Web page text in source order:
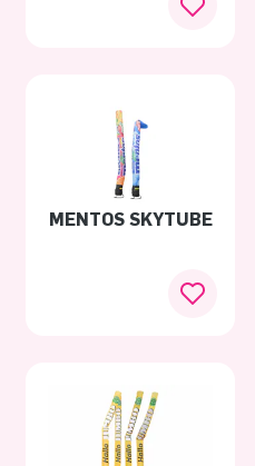
MENTOS SKYTUBE